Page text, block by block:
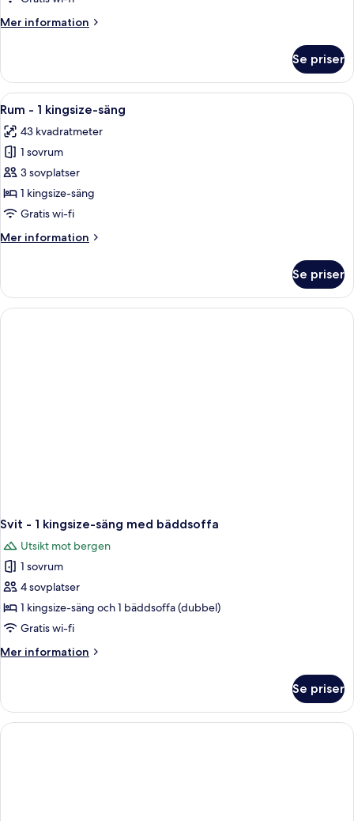
Mer information
Mer
(Garden
Villa,
Private
Se priser
Öppna
alla
foton
för
Rum
-
1
säng
Ett hotellrum med en stor säng, en
7
Rum - 1 kingsize-säng
43 kvadratmeter
1 sovrum
3 sovplatser
1 kingsize-säng
Gratis wi-fi
Mer information
Mer
-
kingsize-
Se priser
Svit - 1 kingsize-säng med bäddsoffa
Utsikt mot bergen
1 sovrum
4 sovplatser
1 kingsize-säng och 1 bäddsoffa (dubbel)
Gratis wi-fi
Mer information
Mer
-
kingsize-
Se priser